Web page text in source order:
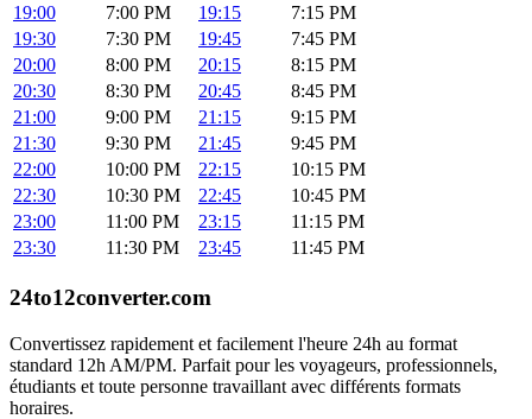
19:00
7:00 PM 19:15
7:15 PM
19:30
7:30 PM 19:45
7:45 PM
20:00
8:00 PM 20:15
8:15 PM
20:30
8:30 PM 20:45
8:45 PM
21:00
9:00 PM 21:15
9:15 PM
21:30
9:30 PM 21:45
9:45 PM
22:00
10:00 PM 22:15
10:15 PM
22:30
10:30 PM 22:45
10:45 PM
23:00
11:00 PM 23:15
11:15 PM
23:30
11:30 PM 23:45 11:45 PM
24to12converter.com
Convertissez rapidement et facilement l'heure 24h au format
standard 12h AM/PM. Parfait pour les voyageurs, professionnels,
étudiants et toute personne travaillant avec différents formats
horaires.